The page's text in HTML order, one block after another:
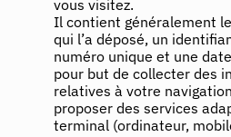
vous visitez.
Il contient généralement
qui l’a déposé, un
numéro unique et une
pour but de collecter des
relatives à votre
proposer des services
terminal (ordinateur,